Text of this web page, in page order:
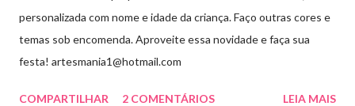
personalizada com nome e idade da criança. Faço outras cores e
temas sob encomenda. Aproveite essa novidade e faça sua
festa! artesmania1@hotmail.com
COMPARTILHAR 2 COMENTÁRIOS LEIA MAIS